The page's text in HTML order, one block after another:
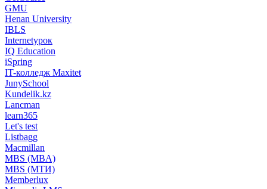
GMU
Henan University
IBLS
Internetурок
IQ Education
iSpring
IT-колледж Maxitet
JunySchool
Kundelik.kz
Lancman
learn365
Let's test
Listbagg
Macmillan
MBS (MBA)
MBS (МТИ)
Memberlux